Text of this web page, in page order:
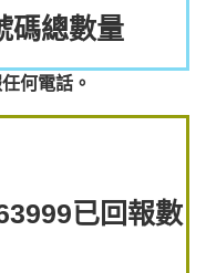
碼總數量
何電話。
已回報數